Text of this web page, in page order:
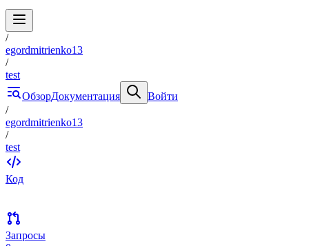
/
egordmitrienko13
/
test
ОбзорДокументация
Войти
/
egordmitrienko13
/
test
Код
Запросы